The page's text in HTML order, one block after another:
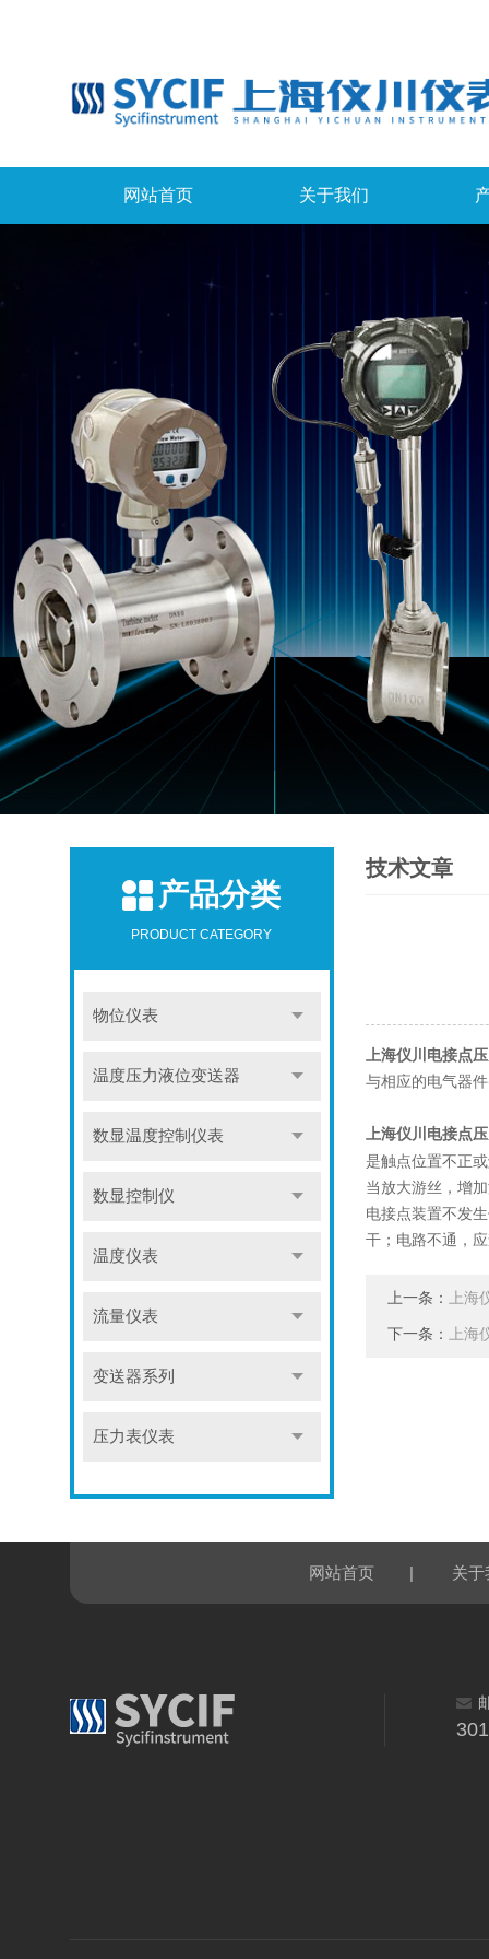
网站首页 关于我们
产品分类
PRODUCT CATEGORY
物位仪表
温度压力液位变送器
数显温度控制仪表
数显控制仪
温度仪表
流量仪表
变送器系列
压力表仪表
技术文章
上海仪川电接点
与相应的电气器
上海仪川电接点
是触点位置不正
当放大游丝，增
电接点装置不发
干；电路不通，
上一条： 上海
下一条： 上海
网站首页 | 关于